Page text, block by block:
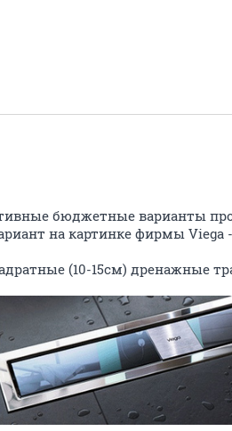
бюджетные варианты
на картинке фирмы Viega
(10-15см) дренажные